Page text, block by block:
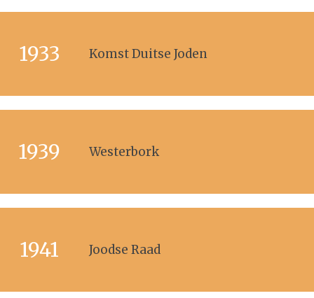
1933 Komst Duitse Joden
1939 Westerbork
1941 Joodse Raad